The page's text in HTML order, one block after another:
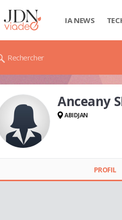
IA NEWS
Rechercher
Anceany
ABIDJAN
PROFIL